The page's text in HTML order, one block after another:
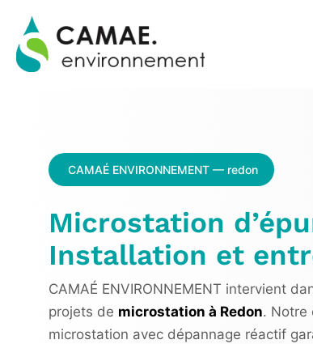
CAMAÉ ENVIRONNEMENT — redon
Microstation
Installation et
CAMAÉ ENVIRONNEMENT intervient
projets de microstation à Redon. Notre
microstation avec dépannage réactif